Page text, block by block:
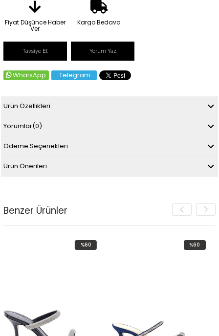
Fiyat Düşünce Haber
Ver
Kargo Bedava
Tavsiye Et Yorum Yaz
WhatsApp Telegram
Ürün Özellikleri
Yorumlar(0)
Ödeme Seçenekleri
Ürün Önerileri
Benzer Ürünler